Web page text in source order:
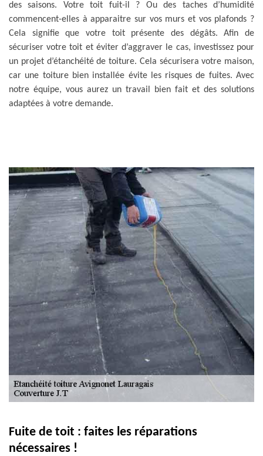
des saisons. Votre toit fuit-il ? Ou des taches d’humidité
commencent-elles à apparaitre sur vos murs et vos plafonds ?
Cela signifie que votre toit présente des dégâts. Afin de
sécuriser votre toit et éviter d’aggraver le cas, investissez pour
un projet d’étanchéité de toiture. Cela sécurisera votre maison,
car une toiture bien installée évite les risques de fuites. Avec
notre équipe, vous aurez un travail bien fait et des solutions
adaptées à votre demande.
Fuite de toit : faites les réparations
nécessaires !